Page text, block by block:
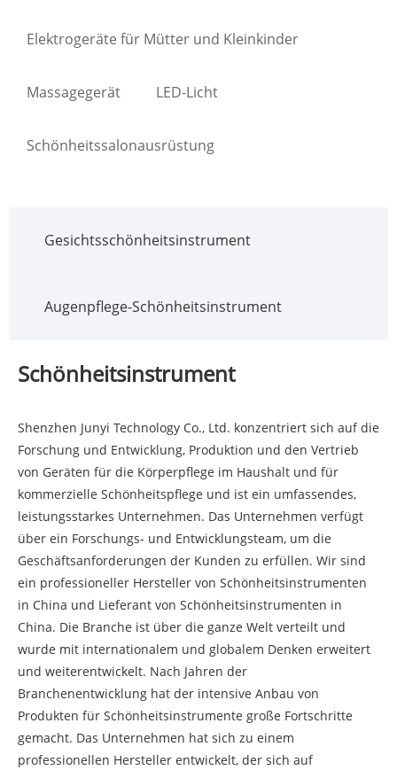
Elektrogeräte für Mütter und Kleinkinder
Massagegerät LED-Licht
Schönheitssalonausrüstung
Gesichtsschönheitsinstrument
Augenpflege-Schönheitsinstrument
Schönheitsinstrument
Shenzhen Junyi Technology Co., Ltd. konzentriert sich auf die
Forschung und Entwicklung, Produktion und den Vertrieb
von Geräten für die Körperpflege im Haushalt und für
kommerzielle Schönheitspflege und ist ein umfassendes,
leistungsstarkes Unternehmen. Das Unternehmen verfügt
über ein Forschungs- und Entwicklungsteam, um die
Geschäftsanforderungen der Kunden zu erfüllen. Wir sind
ein professioneller Hersteller von Schönheitsinstrumenten
in China und Lieferant von Schönheitsinstrumenten in
China. Die Branche ist über die ganze Welt verteilt und
wurde mit internationalem und globalem Denken erweitert
und weiterentwickelt. Nach Jahren der
Branchenentwicklung hat der intensive Anbau von
Produkten für Schönheitsinstrumente große Fortschritte
gemacht. Das Unternehmen hat sich zu einem
professionellen Hersteller entwickelt, der sich auf